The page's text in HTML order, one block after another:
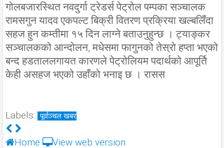
गोलबजारस्थित नवदुर्गा ट्रेडर्स पेट्रोल पम्पका सञ्चालक
रामसगुन यादव एकपल्ट बिक्री वितरण प्रक्रिया खल्बलिँदा
सहज हुन कम्तीमा १५ दिन लाग्ने बताउनुहुन्छ । ट्याङ्कर
सञ्चालकको आन्दोलन, मधेसमा फागुनको तेस्रो हप्ता भएको
बन्द हडताललगायत कारणले पेट्रोलियम पदार्थको आपूर्ति
केही असहज भएको उहाँको भनाइ छ । रासस
Labels: पूर्वाञ्चल खबर
Home View web version